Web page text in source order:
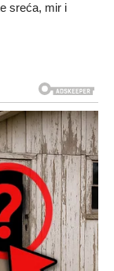
sreća, mir i